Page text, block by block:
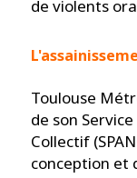
de violents
Toulouse
de son
Collectif
conception et